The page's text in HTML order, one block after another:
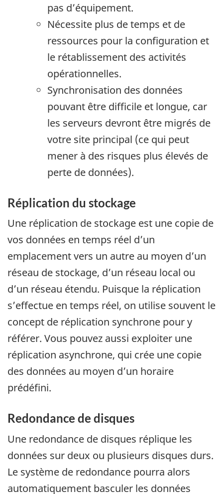
pas d’équipement.
Nécessite plus de temps et de
ressources pour la configuration et
le rétablissement des activités
opérationnelles.
Synchronisation des données
pouvant être difficile et longue, car
les serveurs devront être migrés de
votre site principal (ce qui peut
mener à des risques plus élevés de
perte de données).
Réplication du stockage
Une réplication de stockage est une copie de
vos données en temps réel d’un
emplacement vers un autre au moyen d’un
réseau de stockage, d’un réseau local ou
d’un réseau étendu. Puisque la réplication
s’effectue en temps réel, on utilise souvent le
concept de réplication synchrone pour y
référer. Vous pouvez aussi exploiter une
réplication asynchrone, qui crée une copie
des données au moyen d’un horaire
prédéfini.
Redondance de disques
Une redondance de disques réplique les
données sur deux ou plusieurs disques durs.
Le système de redondance pourra alors
automatiquement basculer les données